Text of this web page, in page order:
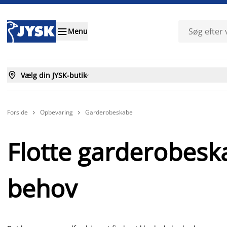
Menu
 Vælg din JYSK-butik
Forside  Opbevaring  Garderobeskabe
Flotte
behov